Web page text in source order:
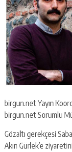
birgun.net Yayın
birgun.net Sorumlu
Gözaltı gerekçesi
Akın Gürlek’e